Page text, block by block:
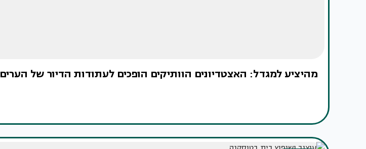
מהיציע למגדל: האצטדיונים הוותיקים הופכים לעתודות הדיור של הערים